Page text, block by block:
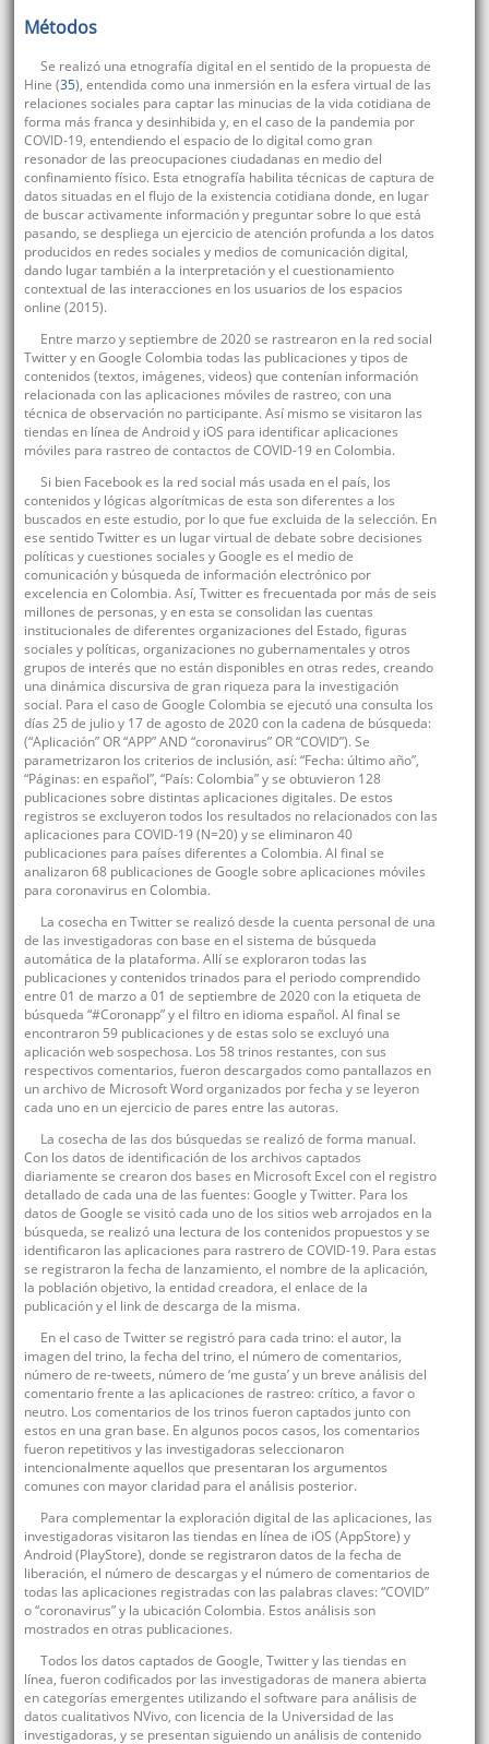
Métodos
Se realizó una etnografía digital en el sentido de la propuesta de
Hine (35), entendida como una inmersión en la esfera virtual de las
relaciones sociales para captar las minucias de la vida cotidiana de
forma más franca y desinhibida y, en el caso de la pandemia por
COVID-19, entendiendo el espacio de lo digital como gran
resonador de las preocupaciones ciudadanas en medio del
confinamiento físico. Esta etnografía habilita técnicas de captura de
datos situadas en el flujo de la existencia cotidiana donde, en lugar
de buscar activamente información y preguntar sobre lo que está
pasando, se despliega un ejercicio de atención profunda a los datos
producidos en redes sociales y medios de comunicación digital,
dando lugar también a la interpretación y el cuestionamiento
contextual de las interacciones en los usuarios de los espacios
online (2015).
Entre marzo y septiembre de 2020 se rastrearon en la red social
Twitter y en Google Colombia todas las publicaciones y tipos de
contenidos (textos, imágenes, videos) que contenían información
relacionada con las aplicaciones móviles de rastreo, con una
técnica de observación no participante. Así mismo se visitaron las
tiendas en línea de Android y iOS para identificar aplicaciones
móviles para rastreo de contactos de COVID-19 en Colombia.
Si bien Facebook es la red social más usada en el país, los
contenidos y lógicas algorítmicas de esta son diferentes a los
buscados en este estudio, por lo que fue excluida de la selección. En
ese sentido Twitter es un lugar virtual de debate sobre decisiones
políticas y cuestiones sociales y Google es el medio de
comunicación y búsqueda de información electrónico por
excelencia en Colombia. Así, Twitter es frecuentada por más de seis
millones de personas, y en esta se consolidan las cuentas
institucionales de diferentes organizaciones del Estado, figuras
sociales y políticas, organizaciones no gubernamentales y otros
grupos de interés que no están disponibles en otras redes, creando
una dinámica discursiva de gran riqueza para la investigación
social. Para el caso de Google Colombia se ejecutó una consulta los
días 25 de julio y 17 de agosto de 2020 con la cadena de búsqueda:
(“Aplicación” OR “APP” AND “coronavirus” OR “COVID”). Se
parametrizaron los criterios de inclusión, así: “Fecha: último año”,
“Páginas: en español”, “País: Colombia” y se obtuvieron 128
publicaciones sobre distintas aplicaciones digitales. De estos
registros se excluyeron todos los resultados no relacionados con las
aplicaciones para COVID-19 (N=20) y se eliminaron 40
publicaciones para países diferentes a Colombia. Al final se
analizaron 68 publicaciones de Google sobre aplicaciones móviles
para coronavirus en Colombia.
La cosecha en Twitter se realizó desde la cuenta personal de una
de las investigadoras con base en el sistema de búsqueda
automática de la plataforma. Allí se exploraron todas las
publicaciones y contenidos trinados para el periodo comprendido
entre 01 de marzo a 01 de septiembre de 2020 con la etiqueta de
búsqueda “#Coronapp” y el filtro en idioma español. Al final se
encontraron 59 publicaciones y de estas solo se excluyó una
aplicación web sospechosa. Los 58 trinos restantes, con sus
respectivos comentarios, fueron descargados como pantallazos en
un archivo de Microsoft Word organizados por fecha y se leyeron
cada uno en un ejercicio de pares entre las autoras.
La cosecha de las dos búsquedas se realizó de forma manual.
Con los datos de identificación de los archivos captados
diariamente se crearon dos bases en Microsoft Excel con el registro
detallado de cada una de las fuentes: Google y Twitter. Para los
datos de Google se visitó cada uno de los sitios web arrojados en la
búsqueda, se realizó una lectura de los contenidos propuestos y se
identificaron las aplicaciones para rastrero de COVID-19. Para estas
se registraron la fecha de lanzamiento, el nombre de la aplicación,
la población objetivo, la entidad creadora, el enlace de la
publicación y el link de descarga de la misma.
En el caso de Twitter se registró para cada trino: el autor, la
imagen del trino, la fecha del trino, el número de comentarios,
número de re-tweets, número de ‘me gusta’ y un breve análisis del
comentario frente a las aplicaciones de rastreo: crítico, a favor o
neutro. Los comentarios de los trinos fueron captados junto con
estos en una gran base. En algunos pocos casos, los comentarios
fueron repetitivos y las investigadoras seleccionaron
intencionalmente aquellos que presentaran los argumentos
comunes con mayor claridad para el análisis posterior.
Para complementar la exploración digital de las aplicaciones, las
investigadoras visitaron las tiendas en línea de iOS (AppStore) y
Android (PlayStore), donde se registraron datos de la fecha de
liberación, el número de descargas y el número de comentarios de
todas las aplicaciones registradas con las palabras claves: “COVID”
o “coronavirus” y la ubicación Colombia. Estos análisis son
mostrados en otras publicaciones.
Todos los datos captados de Google, Twitter y las tiendas en
línea, fueron codificados por las investigadoras de manera abierta
en categorías emergentes utilizando el software para análisis de
datos cualitativos NVivo, con licencia de la Universidad de las
investigadoras, y se presentan siguiendo un análisis de contenido